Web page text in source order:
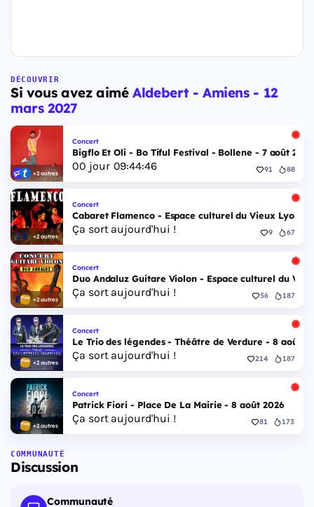
DÉCOUVRIR
Si vous avez aiméAldebert - Amiens - 12
mars 2027
+2 autres
Concert
Bigflo Et Oli - Bo Tiful Festival - Bollene - 7 août 2026
00 jour 09:44:45 91 88
+2 autres
Concert
Cabaret Flamenco - Espace culturel du Vieux Lyon -
Ça sort aujourd'hui ! 9 67
+2 autres
Concert
Duo Andaluz Guitare Violon - Espace culturel du
Ça sort aujourd'hui ! 56 187
+2 autres
Concert
Le Trio des légendes - Théâtre de Verdure - 8 août
Ça sort aujourd'hui ! 214 187
+2 autres
Concert
Patrick Fiori - Place De La Mairie - 8 août 2026
Ça sort aujourd'hui ! 81 173
COMMUNAUTÉ
Discussion
Communauté